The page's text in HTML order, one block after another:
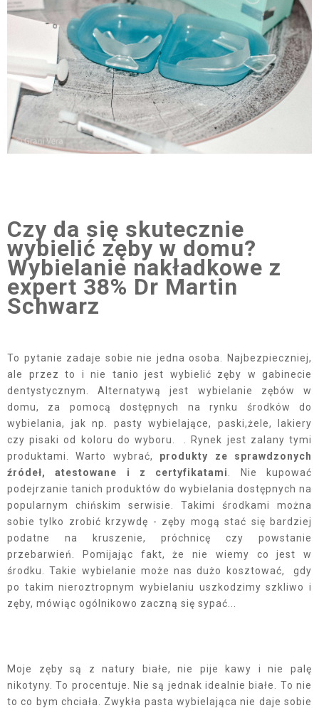
Czy da się skutecznie
wybielić zęby w domu?
Wybielanie nakładkowe z
expert 38% Dr Martin
Schwarz
To pytanie zadaje sobie nie jedna osoba. Najbezpieczniej,
ale przez to i nie tanio jest wybielić zęby w gabinecie
dentystycznym. Alternatywą jest wybielanie zębów w
domu, za pomocą dostępnych na rynku środków do
wybielania, jak np. pasty wybielające, paski,żele, lakiery
czy pisaki od koloru do wyboru. . Rynek jest zalany tymi
produktami. Warto wybrać, produkty ze sprawdzonych
źródeł, atestowane i z certyfikatami
. Nie kupować
podejrzanie tanich produktów do wybielania dostępnych na
popularnym chińskim serwisie. Takimi środkami można
sobie tylko zrobić krzywdę - zęby mogą stać się bardziej
podatne na kruszenie, próchnicę czy powstanie
przebarwień. Pomijając fakt, że nie wiemy co jest w
środku. Takie wybielanie może nas dużo kosztować, gdy
po takim nieroztropnym wybielaniu uszkodzimy szkliwo i
zęby, mówiąc ogólnikowo zaczną się sypać...
Moje zęby są z natury białe, nie pije kawy i nie palę
nikotyny. To procentuje. Nie są jednak idealnie białe. To nie
to co bym chciała. Zwykła pasta wybielająca nie daje sobie